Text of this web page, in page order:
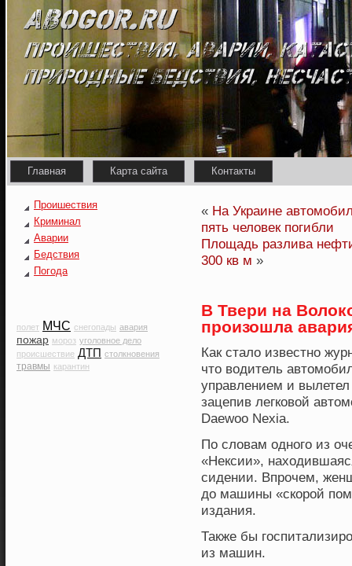
Главная Карта сайта Контакты
Проишествия
Криминал
Аварии
Бедствия
Погода
полет МЧС снегопады авария
пожар мороз уголовное дело
происшествие ДТП столкновения
травмы карантин
« На Украине
пять человек погибли
Площадь разлива
300 кв м »
В Твери на
произошла
Как стало известно
что водитель
управлением и
зацепив легковой
Daewoo Nexia.
По словам одного из
«Нексии»,
сидении. Впрочем,
до машины «скорой
издания.
Также бы
из машин.